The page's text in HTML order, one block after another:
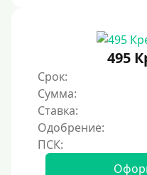
На карту круглосуточно
Деньги в долг
В долг на карту
Срок
495
Срок:
Сумма:
Ставка:
Одобрение: